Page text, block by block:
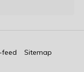
feed Sitemap